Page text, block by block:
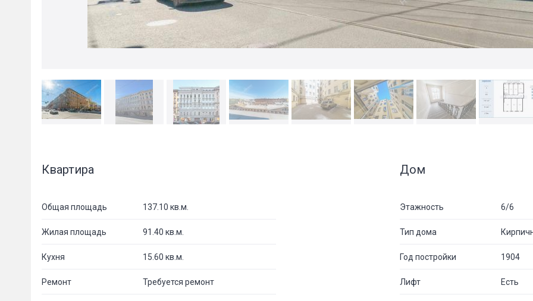
Квартира
Общая площадь 137.10 кв.м.
Жилая площадь 91.40 кв.м.
Кухня 15.60 кв.м.
Ремонт Требуется ремонт
Дом
Этажность 6/6
Тип дома
Год постройки 1904
Лифт Есть